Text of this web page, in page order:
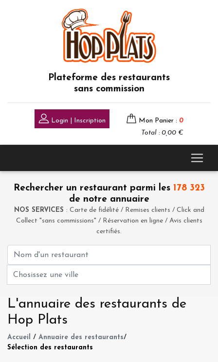
Plateforme des restaurants
sans commission
Login | Inscription Mon Panier : 0
Total : 0,00 €
Rechercher un restaurant parmi les 178 323
de notre annuaire
NOS SERVICES : Carte de fidélité / Remises clients / Click and
Collect "sans commissions" / Réservation en ligne / Avis clients
certifiés.
L'annuaire des restaurants de
Hop Plats
Accueil / Annuaire des restaurants/
Sélection des restaurants